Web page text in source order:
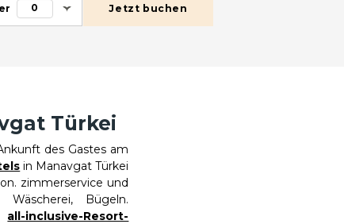
0 Jetzt buchen
Türkei
des Gastes am
in Manavgat Türkei
zimmerservice und
Bügeln.
all-inclusive-Resort-